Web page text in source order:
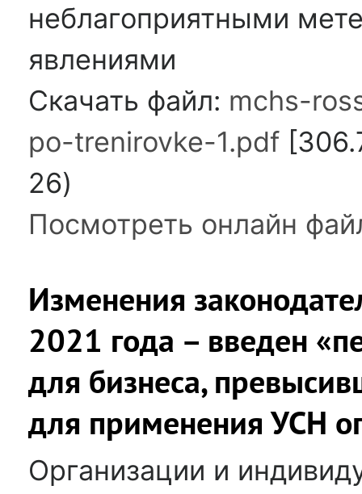
неблагоприятными
явлениями
Скачать файл: mchs-
po-trenirovke-1.pdf
26)
Посмотреть онлайн
Изменения
2021 года – введен
для бизнеса,
для применения УСН
Организации и